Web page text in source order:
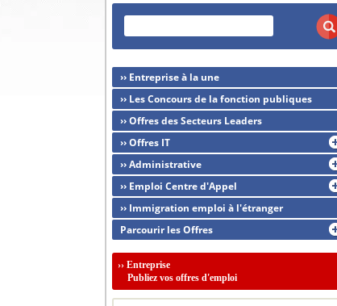
›› Entreprise à la une
›› Les Concours de la fonction publiques
›› Offres des Secteurs Leaders
›› Offres IT
›› Administrative
›› Emploi Centre d'Appel
›› Immigration emploi à l'étranger
Parcourir les Offres
›› Entreprise
Publiez vos offres d'emploi